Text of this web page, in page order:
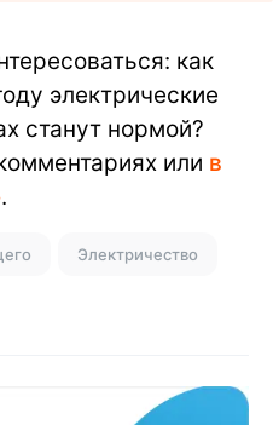
как
электрические
станут нормой?
или в
.
Электричество